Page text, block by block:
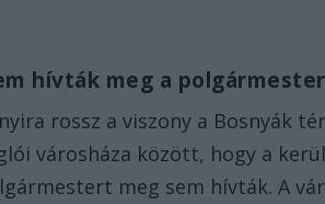
hívták meg a
rossz a viszony a Bosnyák
városháza között, hogy a
meg sem hívták. A